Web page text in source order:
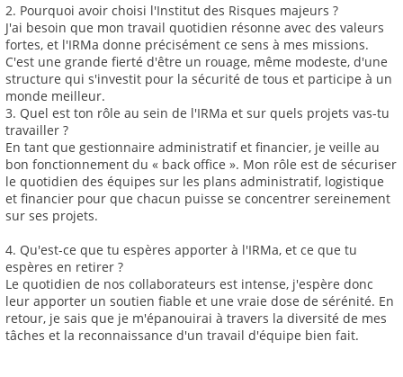
2. Pourquoi avoir choisi l'Institut des Risques majeurs ?
J'ai besoin que mon travail quotidien résonne avec des valeurs
fortes, et l'IRMa donne précisément ce sens à mes missions.
C'est une grande fierté d'être un rouage, même modeste, d'une
structure qui s'investit pour la sécurité de tous et participe à un
monde meilleur.
3. Quel est ton rôle au sein de l'IRMa et sur quels projets vas-tu
travailler ?
En tant que gestionnaire administratif et financier, je veille au
bon fonctionnement du « back office ». Mon rôle est de sécuriser
le quotidien des équipes sur les plans administratif, logistique
et financier pour que chacun puisse se concentrer sereinement
sur ses projets.
4. Qu'est-ce que tu espères apporter à l'IRMa, et ce que tu
espères en retirer ?
Le quotidien de nos collaborateurs est intense, j'espère donc
leur apporter un soutien fiable et une vraie dose de sérénité. En
retour, je sais que je m'épanouirai à travers la diversité de mes
tâches et la reconnaissance d'un travail d'équipe bien fait.